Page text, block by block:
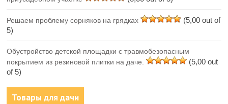
Решаем проблему сорняков на грядках
(5,00 out of
5)
Обустройство детской площадки с травмобезопасным
покрытием из резиновой плитки на даче.
(5,00 out
of 5)
Товары для дачи